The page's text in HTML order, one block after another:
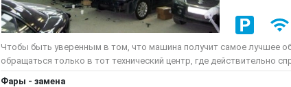
Чтобы быть уверенным в том, что машина получит самое лучшее
обращаться только в тот технический центр, где действительно
Фары - замена